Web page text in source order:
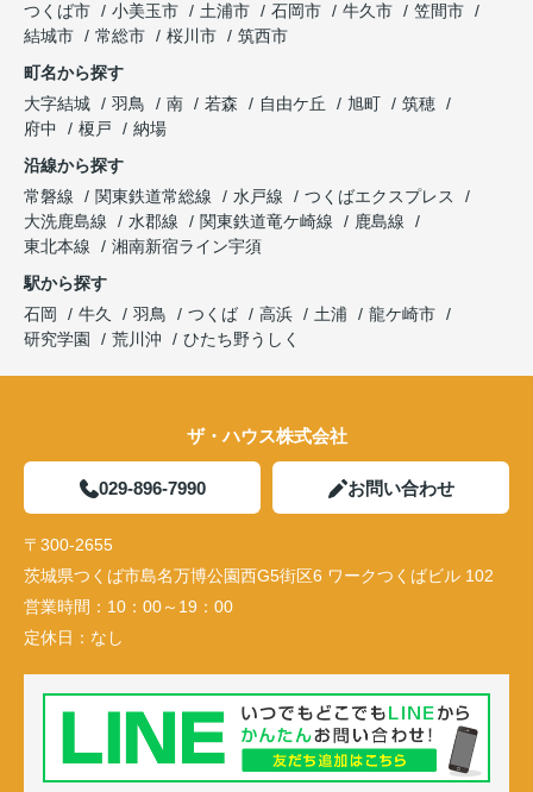
つくば市
小美玉市 土浦市 石岡市 牛久市
笠間市
結城市
常総市 桜川市
筑西市
町名から探す
大字結城
羽鳥 南 若森 自由ケ丘 旭町
筑穂
府中
榎戸
納場
沿線から探す
常磐線
関東鉄道常総線 水戸線
つくばエクスプレス
大洗鹿島線
水郡線 関東鉄道竜ケ崎線
鹿島線
東北本線
湘南新宿ライン宇須
駅から探す
石岡
牛久 羽鳥 つくば 高浜 土浦
龍ケ崎市
研究学園
荒川沖 ひたち野うしく
ザ・ハウス株式会社
029-896-7990 お問い合わせ
〒300-2655
茨城県つくば市島名万博公園西G5街区6 ワークつくばビル 102
営業時間： 10：00～19：00
定休日： なし